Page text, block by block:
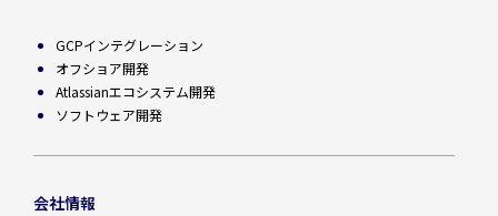
GCPインテグレーション
オフショア開発
Atlassianエコシステム開発
ソフトウェア開発
会社情報